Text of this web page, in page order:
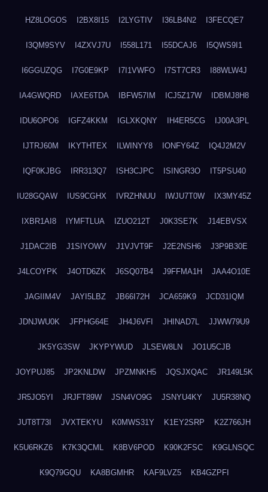
HZ8LOGOS I2BX8I15 I2LYGTIV I36LB4N2 I3FECQE7
I3QM9SYV I4ZXVJ7U I558L171 I55DCAJ6 I5QWS9I1
I6GGUZQG I7G0E9KP I7I1VWFO I7ST7CR3 I88WLW4J
IA4GWQRD IAXE6TDA IBFW57IM ICJ5Z17W IDBMJ8H8
IDU6OPO6 IGFZ4KKM IGLXKQNY IH4ER5CG IJ00A3PL
IJTRJ60M IKYTHTEX ILWINYY8 IONFY64Z IQ4J2M2V
IQF0KJBG IRR313Q7 ISH3CJPC ISINGR3O IT5PSU40
IU28GQAW IUS9CGHX IVRZHNUU IWJU7T0W IX3MY45Z
IXBR1AI8 IYMFTLUA IZUO212T J0K3SE7K J14EBVSX
J1DAC2IB J1SIYOWV J1VJVT9F J2E2NSH6 J3P9B30E
J4LCOYPK J4OTD6ZK J6SQ07B4 J9FFMA1H JAA4O10E
JAGIIM4V JAYI5LBZ JB66I72H JCA659K9 JCD31IQM
JDNJWU0K JFPHG64E JH4J6VFI JHINAD7L JJWW79U9
JK5YG3SW JKYPYWUD JLSEW8LN JO1U5CJB
JOYPUJ85 JP2KNLDW JPZMNKH5 JQSJXQAC JR149L5K
JR5JO5YI JRJFT89W JSN4VO9G JSNYU4KY JU5R38NQ
JUT8T73I JVXTEKYU K0MWS31Y K1EY2SRP K2Z766JH
K5U6RKZ6 K7K3QCML K8BV6POD K90K2FSC K9GLNSQC
K9Q79GQU KA8BGMHR KAF9LVZ5 KB4GZPFI